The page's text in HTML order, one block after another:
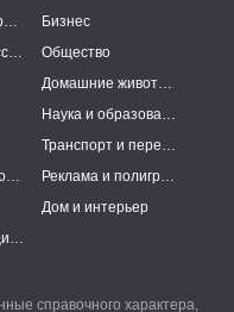
Медицина и фармацевтика
Бизнес
Культура и искусство
Общество
Домашние животные
Наука и образование
Транспорт и перевозки
Справочно-информационные системы
Реклама и полиграфия
Дом и интерьер
Телекоммуникации и связь
справочного характера,